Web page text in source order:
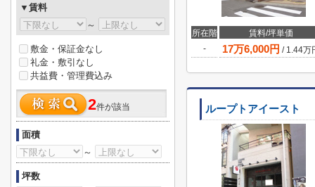
所在階
賃料/坪単価
-
17万6,000円 / 1.44万
ループトアイースト
▼賃料
～
敷金・保証金なし
礼金・敷引なし
共益費・管理費込み
2件が該当
面積
～
坪数